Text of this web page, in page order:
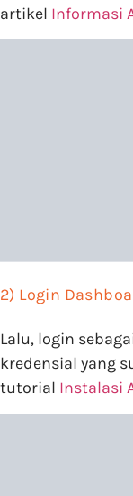
artikel Informasi
2) Login
Lalu, login
kredensial yang
tutorial Instalasi